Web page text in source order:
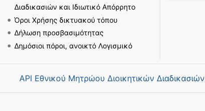
Διαδικασιών και Ιδιωτικό Απόρρητο
Όροι Χρήσης δικτυακού τόπου
Δήλωση προσβασιμότητας
Δημόσιοι πόροι, ανοικτό Λογισμικό
API Εθνικού Μητρώου Διοικητικών Διαδικασιών